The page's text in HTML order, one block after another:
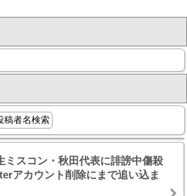
稿者名検索
ミスコン・秋田代表に誹謗中傷殺
アカウント削除にまで追い込ま